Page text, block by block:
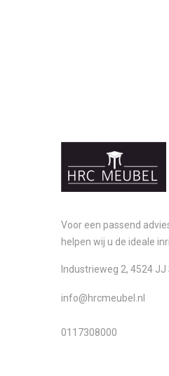
Voor een passend
helpen wij u de ideale
Industrieweg 2, 4524 JJ
info@hrcmeubel.nl
0117308000